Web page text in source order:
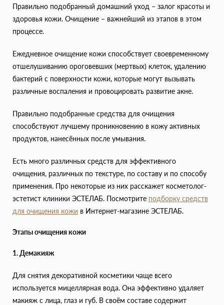
Правильно подобранный домашний уход – залог красоты и
здоровья кожи. Очищение – важнейший из этапов в этом
процессе.
Ежедневное очищение кожи способствует своевременному
отшелушиванию ороговевших (мертвых) клеток, удалению
бактерий с поверхности кожи, которые могут вызывать
различные воспаления и провоцировать развитие акне.
Правильно подобранные средства для очищения
способствуют лучшему проникновению в кожу активных
продуктов, нанесённых после умывания.
Есть много различных средств для эффективного
очищения, различных по текстуре, по составу и по способу
применения. Про некоторые из них расскажет косметолог-
эстетист клиники ЭСТЕЛАБ. Посмотрите подборку средств
для очищения кожи в Интернет-магазине ЭСТЕЛАБ.
Этапы очищения кожи
1. Демакияж
Для снятия декоративной косметики чаще всего
используется мицеллярная вода. Она эффективно удаляет
макияж с лица, глаз и губ. В своём составе содержит